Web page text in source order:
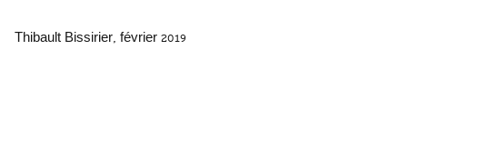
Thibault Bissirier, février 2019